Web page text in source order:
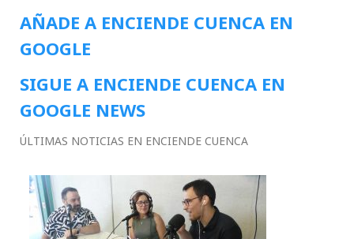
AÑADE A ENCIENDE CUENCA EN
GOOGLE
SIGUE A ENCIENDE CUENCA EN
GOOGLE NEWS
ÚLTIMAS NOTICIAS EN ENCIENDE CUENCA